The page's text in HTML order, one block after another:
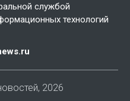
службой
технологий
2026